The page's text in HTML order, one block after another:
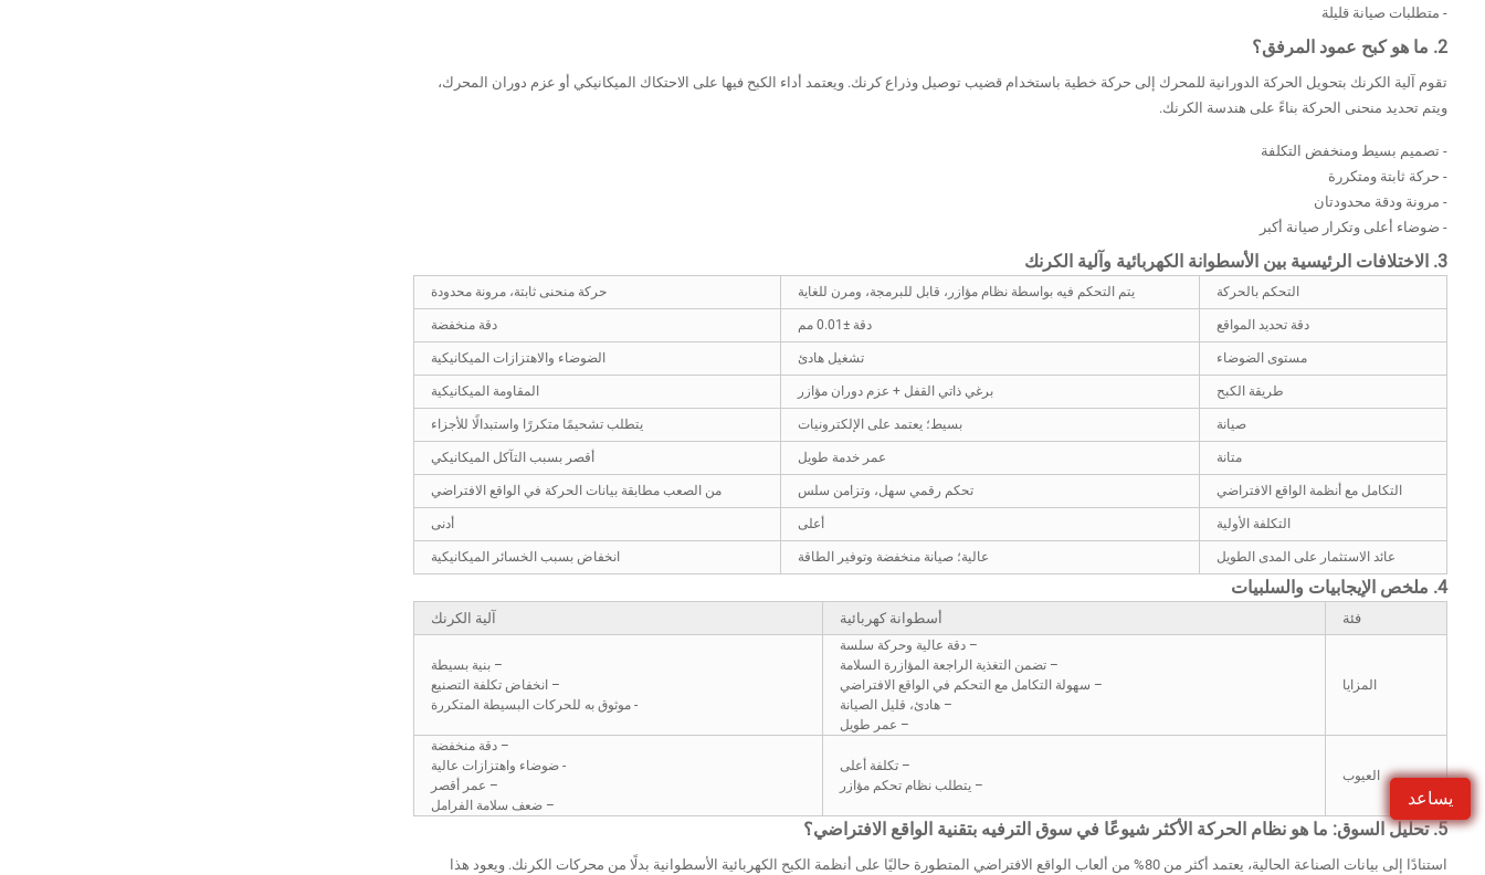
يساعد
- متطلبات صيانة قليلة
2. ما هو كبح عمود المرفق؟
تقوم آلية الكرنك بتحويل الحركة الدورانية للمحرك إلى حركة خطية باستخدام قضيب توصيل وذراع كرنك. ويعتمد أداء الكبح فيها على الاحتكاك الميكانيكي أو عزم دوران المحرك،
ويتم تحديد منحنى الحركة بناءً على هندسة الكرنك.
- تصميم بسيط ومنخفض التكلفة
- حركة ثابتة ومتكررة
- مرونة ودقة محدودتان
- ضوضاء أعلى وتكرار صيانة أكبر
3. الاختلافات الرئيسية بين الأسطوانة الكهربائية وآلية الكرنك
التحكم بالحركة يتم التحكم فيه بواسطة نظام مؤازر، قابل للبرمجة، ومرن للغاية حركة منحنى ثابتة، مرونة محدودة
دقة تحديد المواقع دقة ±0.01 مم دقة منخفضة
مستوى الضوضاء تشغيل هادئ الضوضاء والاهتزازات الميكانيكية
طريقة الكبح برغي ذاتي القفل + عزم دوران مؤازر المقاومة الميكانيكية
صيانة بسيط؛ يعتمد على الإلكترونيات يتطلب تشحيمًا متكررًا واستبدالًا للأجزاء
متانة عمر خدمة طويل أقصر بسبب التآكل الميكانيكي
التكامل مع أنظمة الواقع الافتراضي تحكم رقمي سهل، وتزامن سلس من الصعب مطابقة بيانات الحركة في الواقع الافتراضي
التكلفة الأولية أعلى أدنى
عائد الاستثمار على المدى الطويل عالية؛ صيانة منخفضة وتوفير الطاقة انخفاض بسبب الخسائر الميكانيكية
4. ملخص الإيجابيات والسلبيات
فئة أسطوانة كهربائية آلية الكرنك
المزايا
– دقة عالية وحركة سلسة
– تضمن التغذية الراجعة المؤازرة السلامة
– سهولة التكامل مع التحكم في الواقع الافتراضي
– هادئ، قليل الصيانة
– عمر طويل
– بنية بسيطة
– انخفاض تكلفة التصنيع
- موثوق به للحركات البسيطة المتكررة
العيوب
– تكلفة أعلى
– يتطلب نظام تحكم مؤازر
– دقة منخفضة
- ضوضاء واهتزازات عالية
– عمر أقصر
– ضعف سلامة الفرامل
5. تحليل السوق: ما هو نظام الحركة الأكثر شيوعًا في سوق الترفيه بتقنية الواقع الافتراضي؟
استنادًا إلى بيانات الصناعة الحالية، يعتمد أكثر من 80% من ألعاب الواقع الافتراضي المتطورة حاليًا على أنظمة الكبح الكهربائية الأسطوانية بدلًا من محركات الكرنك. ويعود هذا